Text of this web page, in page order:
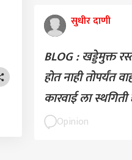
सुधीर दाणी
BLOG : खड्डेमुक्त
होत नाही तोपर्यंत
कारवाई ला स्थगिती
Opinion